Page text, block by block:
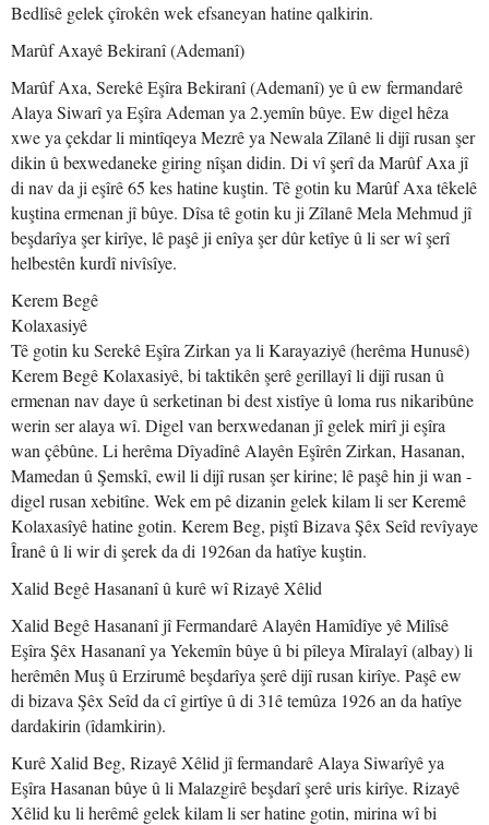
Bedlîsê gelek çîrokên wek efsaneyan hatine qalkirin.
Marûf Axayê Bekiranî (Ademanî)
Marûf Axa, Serekê Eşîra Bekiranî (Ademanî) ye û ew fermandarê
Alaya Siwarî ya Eşîra Ademan ya 2.yemîn bûye. Ew digel hêza
xwe ya çekdar li mintîqeya Mezrê ya Newala Zîlanê li dijî rusan şer
dikin û bexwedaneke giring nîşan didin. Di vî şerî da Marûf Axa jî
di nav da ji eşîrê 65 kes hatine kuştin. Tê gotin ku Marûf Axa têkelê
kuştina ermenan jî bûye. Dîsa tê gotin ku ji Zîlanê Mela Mehmud jî
beşdarîya şer kirîye, lê paşê ji enîya şer dûr ketîye û li ser wî şerî
helbestên kurdî nivîsîye.
Kerem Begê
Tê gotin ku Serekê Eşîra Zirkan ya li Karayaziyê (herêma Hunusê)
Kerem Begê Kolaxasiyê, bi taktikên şerê gerillayî li dijî rusan û
ermenan nav daye û serketinan bi dest xistîye û loma rus nikaribûne
werin ser alaya wî. Digel van berxwedanan jî gelek mirî ji eşîra
wan çêbûne. Li herêma Dîyadînê Alayên Eşîrên Zirkan, Hasanan,
Mamedan û Şemskî, ewil li dijî rusan şer kirine; lê paşê hin ji wan -
digel rusan xebitîne. Wek em pê dizanin gelek kilam li ser Keremê
Kolaxasîyê hatine gotin. Kerem Beg, piştî Bizava Şêx Seîd revîyaye
Îranê û li wir di şerek da di 1926an da hatîye kuştin.
Xalid Begê Hasananî û kurê wî Rizayê Xêlid
Xalid Begê Hasananî jî Fermandarê Alayên Hamîdîye yê Milîsê
Eşîra Şêx Hasananî ya Yekemîn bûye û bi pîleya Mîralayî (albay) li
herêmên Muş û Erzirumê beşdarîya şerê dijî rusan kirîye. Paşê ew
di bizava Şêx Seîd da cî girtîye û di 31ê temûza 1926 an da hatîye
dardakirin (îdamkirin).
Kurê Xalid Beg, Rizayê Xêlid jî fermandarê Alaya Siwarîyê ya
Eşîra Hasanan bûye û li Malazgirê beşdarî şerê uris kirîye. Rizayê
Xêlid ku li herêmê gelek kilam li ser hatine gotin, mirina wî bi